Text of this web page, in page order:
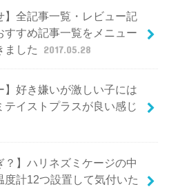
】全記事一覧・レビュー記
すすめ記事一覧をメニュー
ました
2017.05.28
】好き嫌いが激しい子には
テイストプラスが良い感じ
？】ハリネズミケージの中
度計12つ設置して気付いた